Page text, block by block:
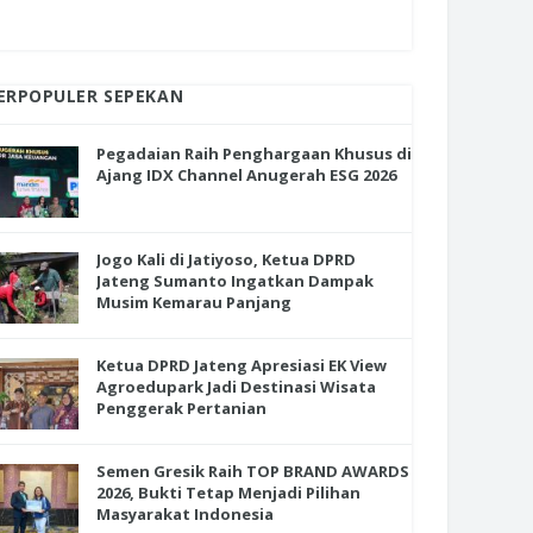
SEPEKAN
Pegadaian Raih Penghargaan Khusus di
Ajang IDX Channel Anugerah ESG 2026
Jogo Kali di Jatiyoso, Ketua DPRD
Jateng Sumanto Ingatkan Dampak
Musim Kemarau Panjang
Ketua DPRD Jateng Apresiasi EK View
Agroedupark Jadi Destinasi Wisata
Penggerak Pertanian
Semen Gresik Raih TOP BRAND AWARDS
2026, Bukti Tetap Menjadi Pilihan
Masyarakat Indonesia